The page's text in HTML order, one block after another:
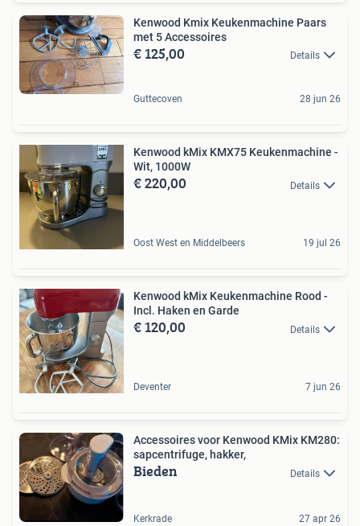
Kenwood Kmix Keukenmachine Paars
met 5 Accessoires
€ 125,00 Details
Guttecoven 28 jun 26
Kenwood kMix KMX75 Keukenmachine -
Wit, 1000W
€ 220,00 Details
Oost West en Middelbeers 19 jul 26
Kenwood kMix Keukenmachine Rood -
Incl. Haken en Garde
€ 120,00 Details
Deventer 7 jun 26
Accessoires voor Kenwood KMix KM280:
sapcentrifuge, hakker,
Bieden Details
Kerkrade 27 apr 26